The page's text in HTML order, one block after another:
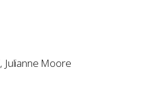
Julianne Moore